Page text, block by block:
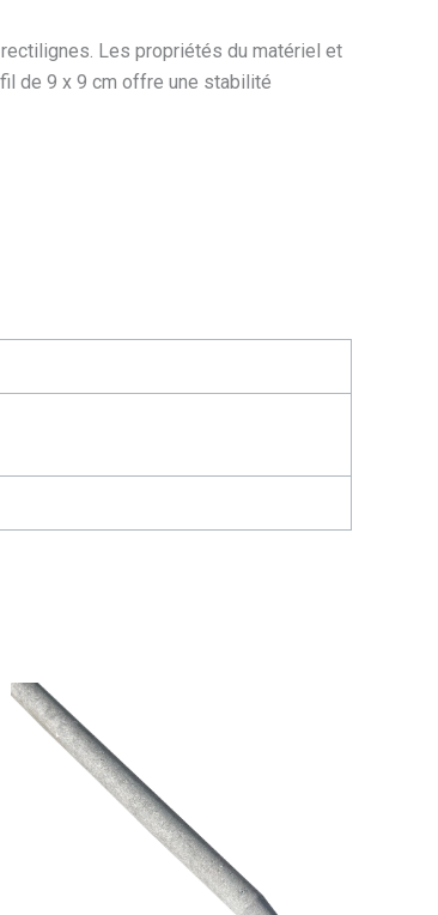
Les propriétés du matériel et
de 9 x 9 cm offre une stabilité